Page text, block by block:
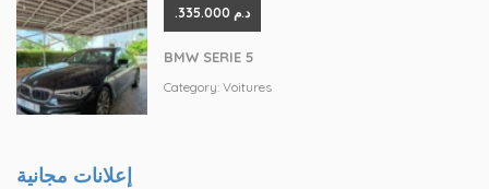
.د.م 335.000
BMW SERIE 5
Category: Voitures
إعلانات مجانية